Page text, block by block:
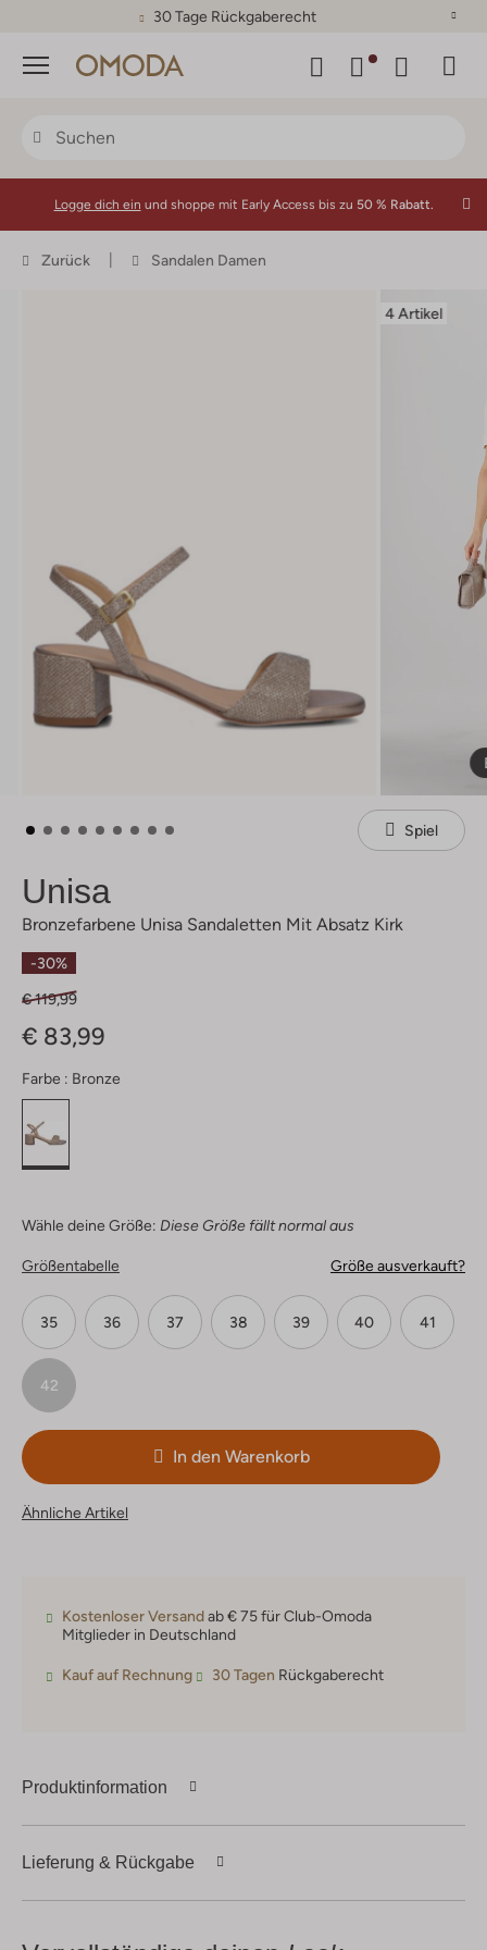
30 Tage Rückgaberecht
Menü
Logge dich ein und shoppe mit Early Access bis zu 50 % Rabatt.
Zurück Sandalen Damen
4 Artikel
Spiel
Unisa
Bronzefarbene Unisa Sandaletten Mit Absatz Kirk
-30%
€ 119,99
€ 83,99
Farbe : Bronze
Wähle deine Größe: Diese Größe fällt normal aus
Größentabelle Größe ausverkauft?
35 36 37 38 39 40 41
42
In den Warenkorb
Ähnliche Artikel
Kostenloser Versandab € 75 für Club-Omoda
Mitglieder in Deutschland
Kauf auf Rechnung 30 Tagen Rückgaberecht
Produktinformation
Lieferung & Rückgabe